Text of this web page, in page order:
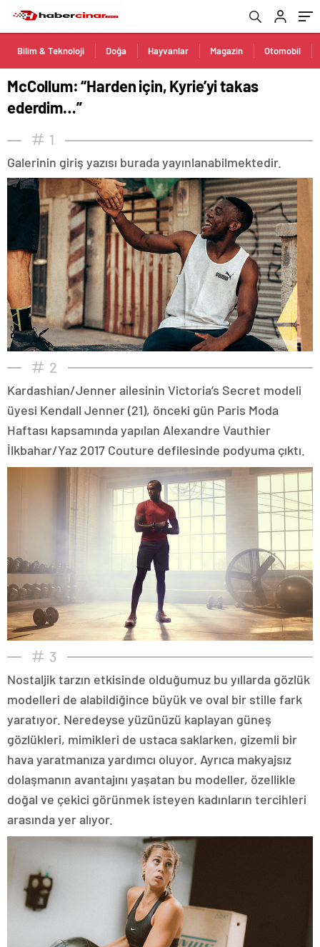
Bilim & Teknoloji Doğa Hayvanlar Magazin Otomobil
McCollum: “Harden için, Kyrie’yi takas
ederdim…”
1
Galerinin giriş yazısı burada yayınlanabilmektedir.
2
Kardashian/Jenner ailesinin Victoria’s Secret modeli
üyesi Kendall Jenner (21), önceki gün Paris Moda
Haftası kapsamında yapılan Alexandre Vauthier
İlkbahar/Yaz 2017 Couture defilesinde podyuma çıktı.
3
Nostaljik tarzın etkisinde olduğumuz bu yıllarda gözlük
modelleri de alabildiğince büyük ve oval bir stille fark
yaratıyor. Neredeyse yüzünüzü kaplayan güneş
gözlükleri, mimikleri de ustaca saklarken, gizemli bir
hava yaratmanıza yardımcı oluyor. Ayrıca makyajsız
dolaşmanın avantajını yaşatan bu modeller, özellikle
doğal ve çekici görünmek isteyen kadınların tercihleri
arasında yer alıyor.